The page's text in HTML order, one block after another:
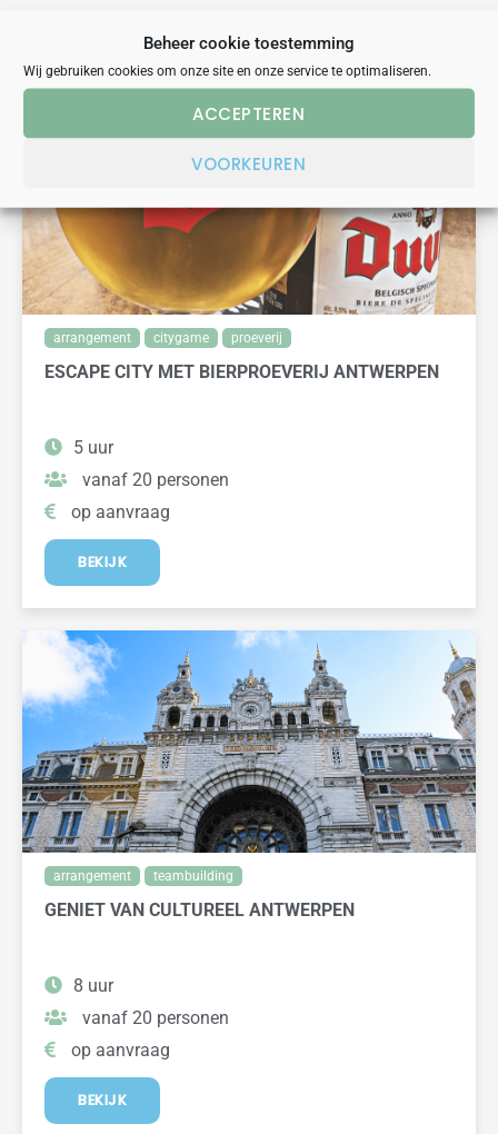
Beheer cookie toestemming
Wij gebruiken cookies om onze site en onze service te optimaliseren.
ACCEPTEREN
VOORKEUREN
VERGELIJKBARE UITJES
arrangement citygame proeverij
ESCAPE CITY MET BIERPROEVERIJ ANTWERPEN
5 uur
vanaf 20 personen
op aanvraag
BEKIJK
arrangement teambuilding
GENIET VAN CULTUREEL ANTWERPEN
8 uur
vanaf 20 personen
op aanvraag
BEKIJK